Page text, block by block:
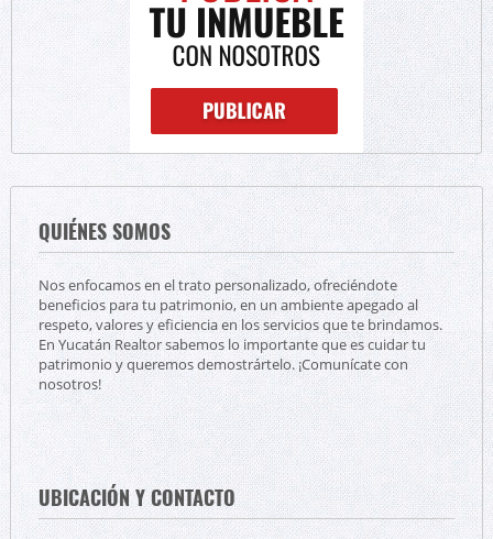
QUIÉNES SOMOS
Nos enfocamos en el trato personalizado, ofreciéndote
beneficios para tu patrimonio, en un ambiente apegado al
respeto, valores y eficiencia en los servicios que te brindamos.
En Yucatán Realtor sabemos lo importante que es cuidar tu
patrimonio y queremos demostrártelo. ¡Comunícate con
nosotros!
UBICACIÓN Y CONTACTO